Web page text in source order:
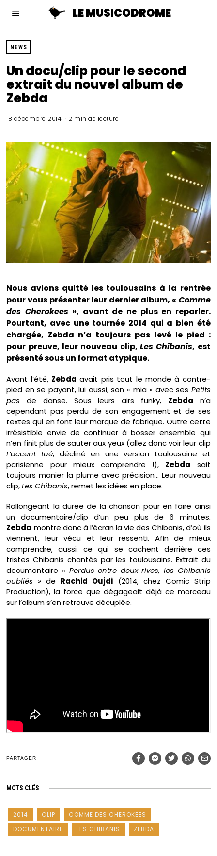
LE MUSICODROME
NEWS
Un docu/clip pour le second
extrait du nouvel album de
Zebda
18 décembre 2014 2 min de lecture
Nous avions quitté les toulousains à la rentrée
pour vous présenter leur dernier album, « Comme
des Cherokees », avant de ne plus en reparler.
Pourtant, avec une tournée 2014 qui a bien été
chargée, Zebda n’a toujours pas levé le pied :
pour preuve, leur nouveau clip, Les Chibanis, est
présenté sous un format atypique.
Avant l’été, Zebda avait pris tout le monde à contre-
pied en se payant, lui aussi, son « mia » avec ses Petits
pasde danse. Sous leurs airs funky, Zebda n’a
cependant pas perdu de son engagement et de ses
textes qui en font leur marque de fabrique. Outre cette
irrésistible envie de continuer à bosser ensemble qui
n’en finit plus de sauter aux yeux (allez donc voir leur clip
L’accent tué, décliné en une version toulousaine et
parisienne pour mieux comprendre !), Zebda sait
toujours manier la plume avec précision… Leur nouveau
clip,Les Chibanis, remet les idées en place.
Rallongeant la durée de la chanson pour en faire ainsi
un documentaire/clip d’un peu plus de 6 minutes,
Zebda montre donc à l’écran la vie des Chibanis, d’où ils
viennent, leur vécu et leur ressenti. Afin de mieux
comprendre, aussi, ce qui se cachent derrière ces
tristes Chibanis chantés par les toulousains. Extrait du
documentaire« Perdus entre deux rives, les Chibanis
oubliés » de Rachid Oujdi (2014, chez Comic Strip
Production), la force que dégageait déjà ce morceau
sur l’album s’en retrouve décuplée.
PARTAGER
MOTS CLÉS
2014 CLIP
COMME DES CHEROKEES
DOCUMENTAIRE
LES CHIBANIS ZEBDA